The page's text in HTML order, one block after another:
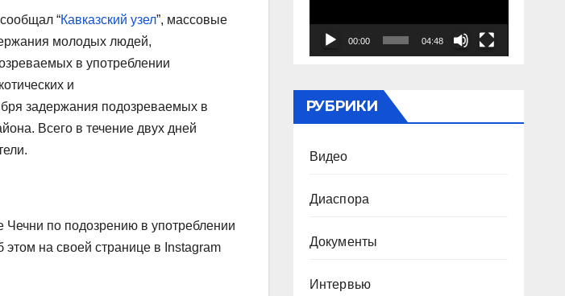
“Кавказский узел”, массовые
молодых людей,
в употреблении
и
задержания подозреваемых в
Всего в течение двух дней
по подозрению в употреблении
на своей странице в Instagram
00:00 04:48
РУБРИКИ
Видео
Диаспора
Документы
Интервью